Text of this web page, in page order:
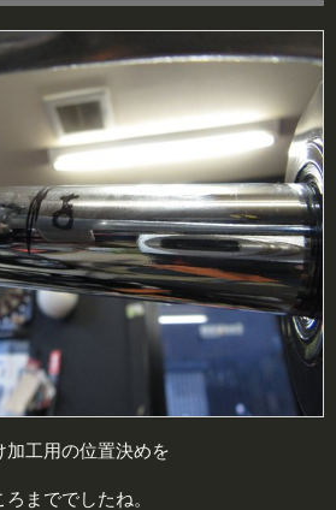
工用の位置決めを
まででしたね。